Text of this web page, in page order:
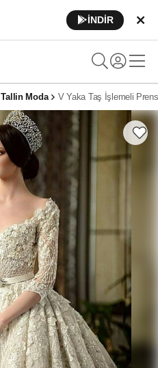
İNDİR
Tallin Moda V Yaka Taş İşlemeli